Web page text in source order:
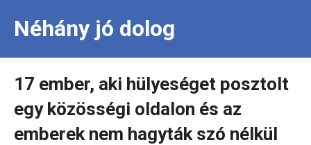
Néhány jó dolog
17 ember, aki hülyeséget posztolt
egy közösségi oldalon és az
emberek nem hagyták szó nélkül